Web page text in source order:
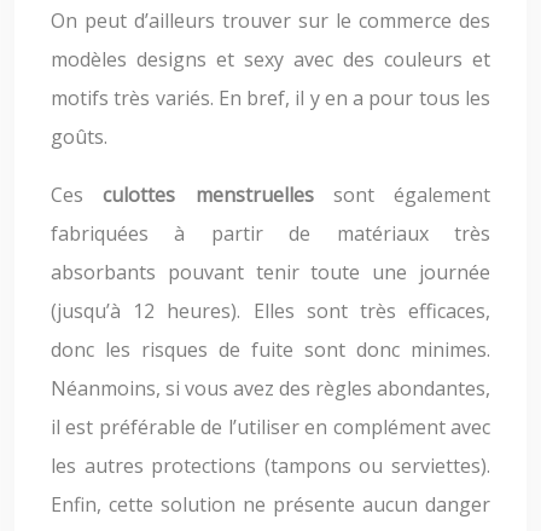
On peut d’ailleurs trouver sur le commerce des
modèles designs et sexy avec des couleurs et
motifs très variés. En bref, il y en a pour tous les
goûts.
Cesculottes menstruellessont également
fabriquées à partir de matériaux très
absorbants pouvant tenir toute une journée
(jusqu’à 12 heures). Elles sont très efficaces,
donc les risques de fuite sont donc minimes.
Néanmoins, si vous avez des règles abondantes,
il est préférable de l’utiliser en complément avec
les autres protections (tampons ou serviettes).
Enfin, cette solution ne présente aucun danger